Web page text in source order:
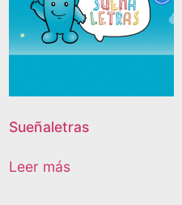
Sueñaletras
Leer más